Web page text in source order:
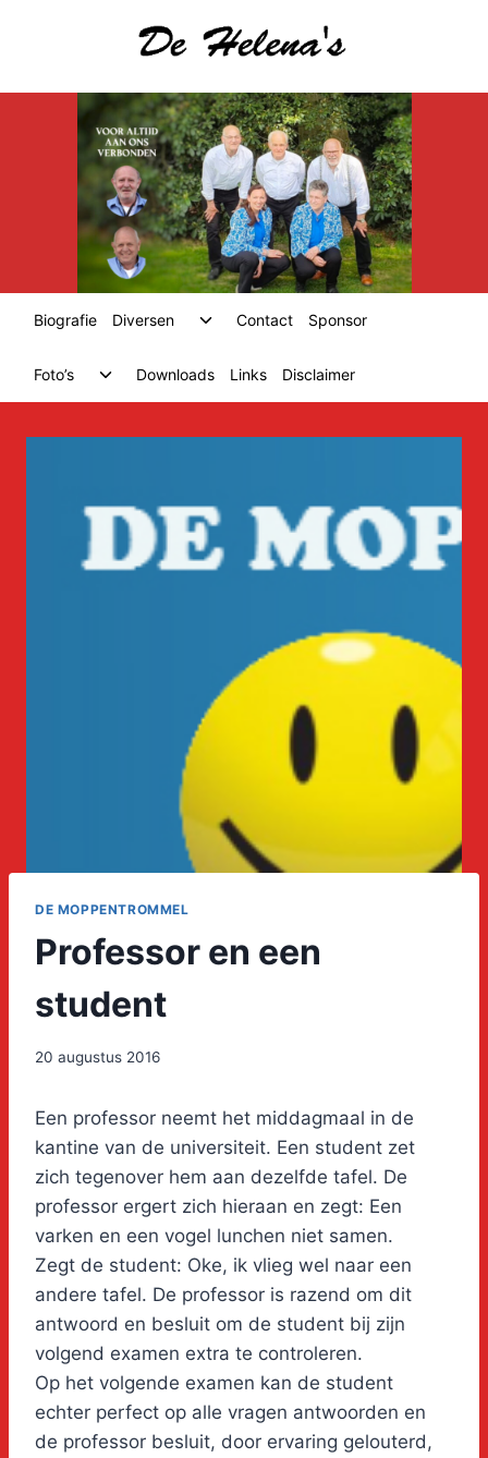
Biografie Diversen
ToggleContact Sponsor
Foto’s
ToggleDownloads Links Disclaimer
DE MOPPENTROMMEL
Professor en een
student
20 augustus 2016
Een professor neemt het middagmaal in de
kantine van de universiteit. Een student zet
zich tegenover hem aan dezelfde tafel. De
professor ergert zich hieraan en zegt: Een
varken en een vogel lunchen niet samen.
Zegt de student: Oke, ik vlieg wel naar een
andere tafel. De professor is razend om dit
antwoord en besluit om de student bij zijn
volgend examen extra te controleren.
Op het volgende examen kan de student
echter perfect op alle vragen antwoorden en
de professor besluit, door ervaring gelouterd,